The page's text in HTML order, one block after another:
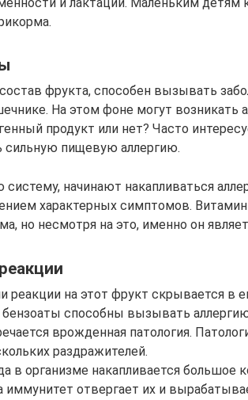
фрукта, способен вызывать
На этом фоне могут возникать
продукт или нет? Часто
пищевую аллергию.
начинают накапливаться
характерных симптомов.
но несмотря на это, именно он
реакции на этот фрукт скрывается в
способны вызывать
врожденная патология.
раздражителей.
в организме накапливается большое
отвергает их и